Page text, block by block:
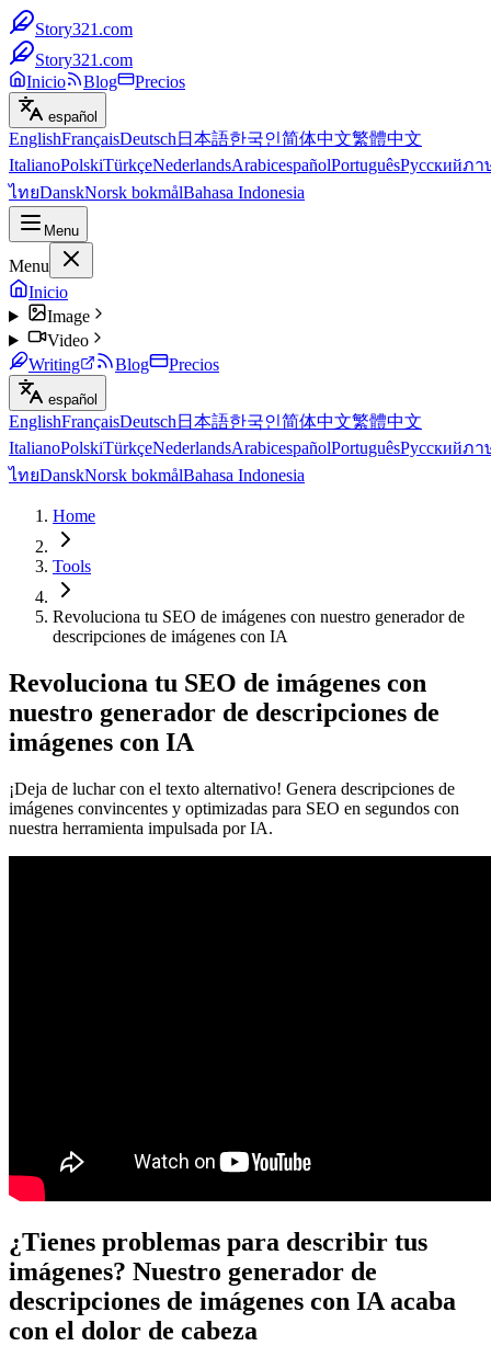
Story321.com
Story321.com
Inicio
Blog Precios
español
EnglishFrançaisDeutsch 日本語한국인简体中文繁體中文
ItalianoPolskiTürkçeNederlandsArabicespañolPortuguêsРусскийภา
ไทยDanskNorsk bokmålBahasa Indonesia
Menu
Menu
Inicio
Image
Video
Writing
Blog Precios
español
EnglishFrançaisDeutsch 日本語한국인简体中文繁體中文
ItalianoPolskiTürkçeNederlandsArabicespañolPortuguêsРусскийภา
ไทยDanskNorsk bokmålBahasa Indonesia
Home
Tools
Revoluciona tu SEO de imágenes con nuestro generador de
descripciones de imágenes con IA
Revoluciona tu SEO de imágenes con
nuestro generador de descripciones de
imágenes con IA
¡Deja de luchar con el texto alternativo! Genera descripciones de
imágenes convincentes y optimizadas para SEO en segundos con
nuestra herramienta impulsada por IA.
¿Tienes problemas para describir tus
imágenes? Nuestro generador de
descripciones de imágenes con IA acaba
con el dolor de cabeza